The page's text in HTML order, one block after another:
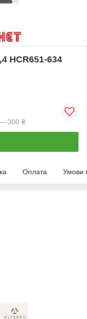
HCR651-634
— 300 ₴
Оплата Умови